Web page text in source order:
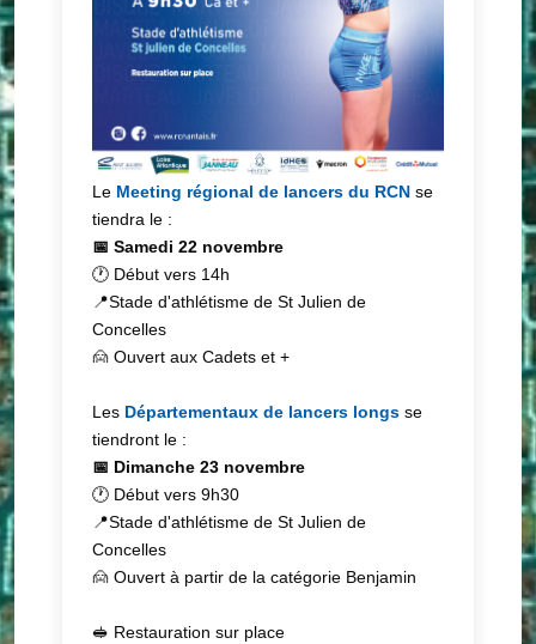
Le Meeting régional de lancers du RCN se
tiendra le :
📅 Samedi 22 novembre
🕐 Début vers 14h
📍Stade d'athlétisme de St Julien de
Concelles
🙍 Ouvert aux Cadets et +
Les Départementaux de lancers longs se
tiendront le :
📅 Dimanche 23 novembre
🕐 Début vers 9h30
📍Stade d'athlétisme de St Julien de
Concelles
🙍 Ouvert à partir de la catégorie Benjamin
🥪 Restauration sur place